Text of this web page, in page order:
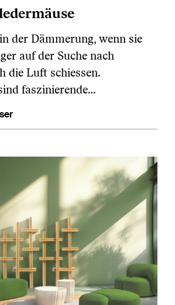
der Dämmerung, wenn sie
auf der Suche nach
die Luft schiessen.
faszinierende…